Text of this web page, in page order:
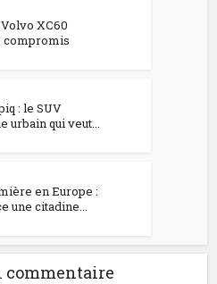
XC60
compromis
: le SUV
urbain qui veut...
en Europe :
une citadine...
commentaire